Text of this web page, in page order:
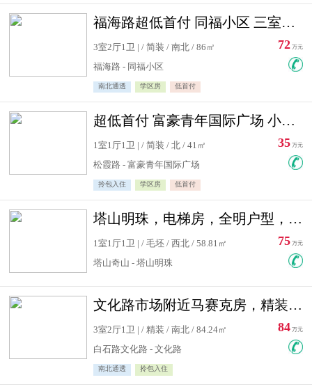
福海路超低首付 同福小区 三室住宅急售
3室2厅1卫 | / 简装 / 南北 / 86㎡
福海路 - 同福小区
南北通透 学区房 低首付
72 万元
超低首付 富豪青年国际广场 小高层住宅急售
1室1厅1卫 | / 简装 / 北 / 41㎡
松霞路 - 富豪青年国际广场
拎包入住 学区房 低首付
35 万元
塔山明珠，电梯房，全明户型，视野好，毛坯房，看房有钥匙
1室1厅1卫 | / 毛坯 / 西北 / 58.81㎡
塔山奇山 - 塔山明珠
75 万元
文化路市场附近马赛克房，精装修三居室，南北通透，实用面积大
3室2厅1卫 | / 精装 / 南北 / 84.24㎡
白石路文化路 - 文化路
南北通透 拎包入住
84 万元